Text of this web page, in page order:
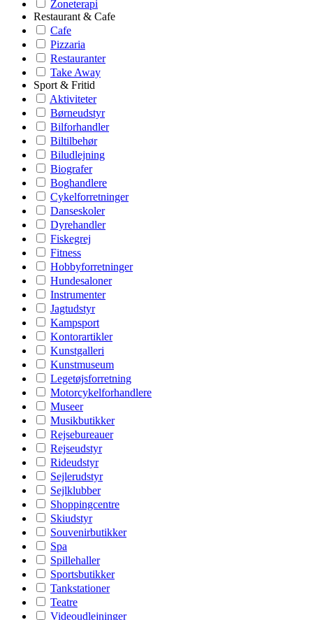
Zoneterapi
Restaurant & Cafe
Cafe
Pizzaria
Restauranter
Take Away
Sport & Fritid
Aktiviteter
Børneudstyr
Bilforhandler
Biltilbehør
Biludlejning
Biografer
Boghandlere
Cykelforretninger
Danseskoler
Dyrehandler
Fiskegrej
Fitness
Hobbyforretninger
Hundesaloner
Instrumenter
Jagtudstyr
Kampsport
Kontorartikler
Kunstgalleri
Kunstmuseum
Legetøjsforretning
Motorcykelforhandlere
Museer
Musikbutikker
Rejsebureauer
Rejseudstyr
Rideudstyr
Sejlerudstyr
Sejlklubber
Shoppingcentre
Skiudstyr
Souvenirbutikker
Spa
Spillehaller
Sportsbutikker
Tankstationer
Teatre
Videoudlejninger